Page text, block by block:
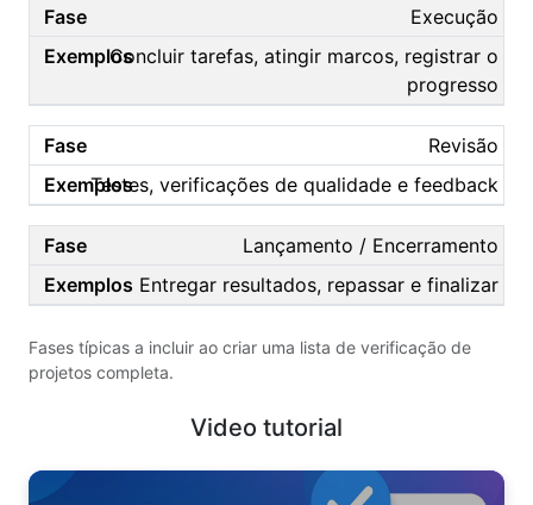
Execução
Concluir tarefas, atingir marcos, registrar o
progresso
Revisão
Testes, verificações de qualidade e feedback
Lançamento / Encerramento
Entregar resultados, repassar e finalizar
Fases típicas a incluir ao criar uma lista de verificação de
projetos completa.
Video tutorial